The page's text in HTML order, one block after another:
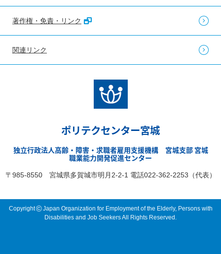
著作権・免責・リンク
関連リンク
ポリテクセンター宮城
独立行政法人高齢・障害・求職者雇用支援機構 宮城支部 宮城
職業能力開発促進センター
〒985-8550 宮城県多賀城市明月2-2-1 電話022-362-2253（代表）
Copyright©Japan Organization for Employment of the Elderly, Persons with
Disabilities and Job Seekers All Rights Reserved.